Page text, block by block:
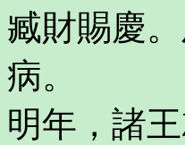
臧財賜慶
病。
明年，諸